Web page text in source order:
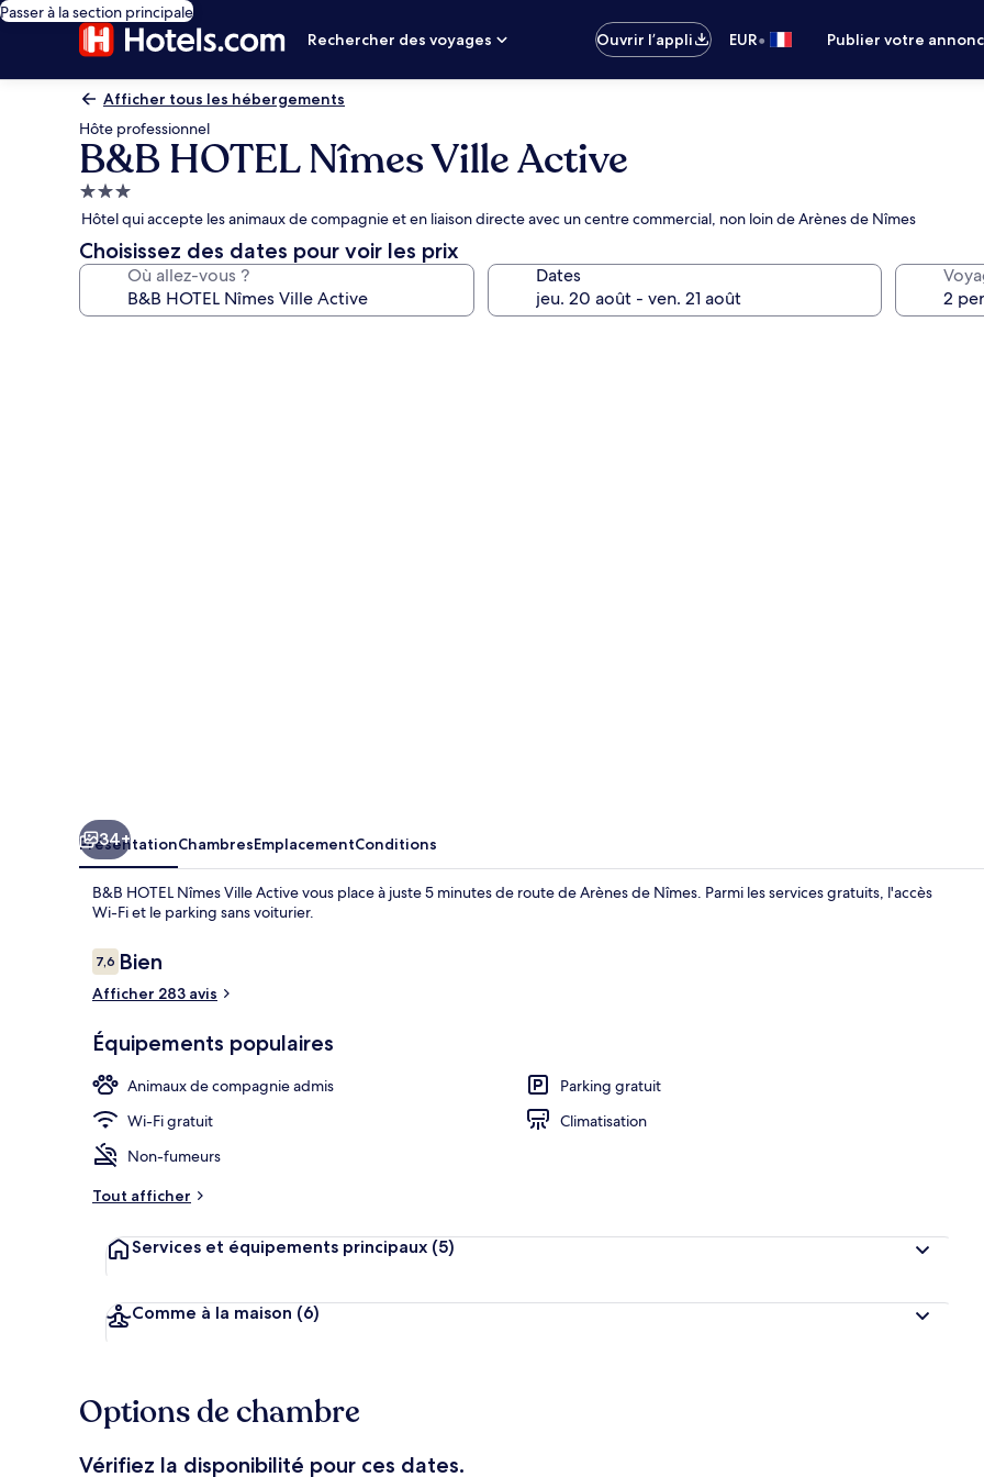
Passer à la section principale
Rechercher des voyages
Ouvrir l’appli EUR• Publier votre
Afficher tous les hébergements
Hôte professionnel
B&B HOTEL Nîmes Ville Active
Hébergement
3.0 étoiles
Hôtel qui accepte les animaux de compagnie et en liaison directe avec un centre commercial, non loin de Arènes de Nîmes
Choisissez des dates pour voir les prix
Où allez-vous ? Dates
34+
PrésentationChambresEmplacementConditions
B&B HOTEL Nîmes Ville Active vous place à juste 5 minutes de route de Arènes de Nîmes. Parmi les services gratuits, l'accès
Wi-Fi et le parking sans voiturier.
Avis
voyageurs
7,67,6 sur 10
Bien
Afficher 283 avis
Équipements populaires
Animaux de compagnie admis
Parking gratuit
Wi-Fi gratuit
Climatisation
Non-fumeurs
Tout afficher
Services et équipements principaux (5)
Comme à la maison (6)
Options de chambre
Vérifiez la disponibilité pour ces dates.